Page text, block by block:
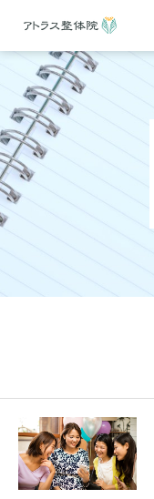
当院紹介
施術案内